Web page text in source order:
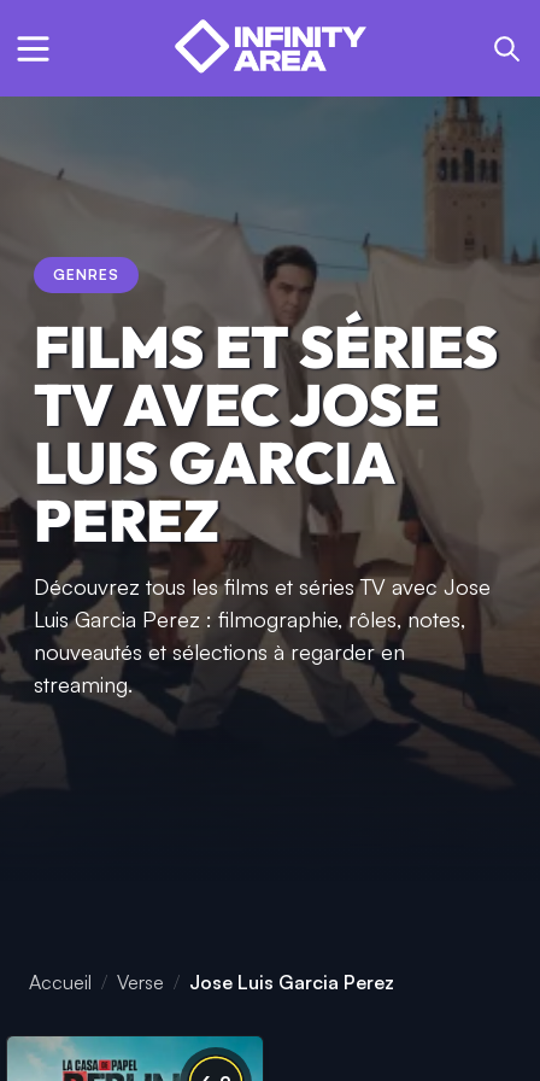
GENRES
FILMS ET SÉRIES
TV AVEC JOSE
LUIS GARCIA
PEREZ
Découvrez tous les films et séries TV avec Jose
Luis Garcia Perez : filmographie, rôles, notes,
nouveautés et sélections à regarder en
streaming.
Accueil Verse Jose Luis Garcia Perez